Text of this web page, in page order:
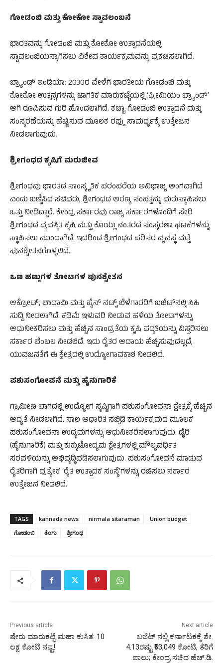
ಗೋಡಂಬಿ ಮತ್ತು ಕೋಕೋ ಸ್ವಾವಲಂಬನೆ
ಭಾರತವನ್ನು ಗೋಡಂಬಿ ಮತ್ತು ಕೋಕೋ ಉತ್ಪಾದನೆಯಲ್ಲಿ
ಸ್ವಾವಲಂಬಿಯನ್ನಾಗಿಸಲು ವಿಶೇಷ ಕಾರ್ಯಕ್ರಮವನ್ನು ಪ್ರಕಟಿಸಲಾಗಿದೆ.
ಬ್ರ್ಯಾಂಡ್ ಇಂಡಿಯಾ: 2030ರ ವೇಳೆಗೆ ಭಾರತೀಯ ಗೋಡಂಬಿ ಮತ್ತು
ಕೋಕೋ ಉತ್ಪನ್ನಗಳನ್ನು ಜಾಗತಿಕ ಮಾರುಕಟ್ಟೆಯಲ್ಲಿ ‘ಪ್ರೀಮಿಯಂ ಬ್ರ್ಯಾಂಡ್’
ಆಗಿ ರೂಪಿಸುವ ಗುರಿ ಹೊಂದಲಾಗಿದೆ. ಕಚ್ಚಾ ಗೋಡಂಬಿ ಉತ್ಪಾದನೆ ಮತ್ತು
ಸಂಸ್ಕರಣೆಯನ್ನು ಹೆಚ್ಚಿಸುವ ಮೂಲಕ ರಫ್ತು ಸಾಮರ್ಥ್ಯಕ್ಕೆ ಉತ್ತೇಜನ
ನೀಡಲಾಗುವುದು.
ಶ್ರೀಗಂಧದ ಕೃಷಿಗೆ ಮರುಜೀವ
ಶ್ರೀಗಂಧವು ಭಾರತದ ಸಾಂಸ್ಕೃತಿಕ ಪರಂಪರೆಯ ಅವಿಭಾಜ್ಯ ಅಂಗವಾಗಿದೆ
ಎಂದು ಬಣ್ಣಿಸಿದ ಸಚಿವರು, ಶ್ರೀಗಂಧದ ಅರಣ್ಯ ಸಂಪತ್ತನ್ನು ಮರುಸ್ಥಾಪಿಸಲು
ಒತ್ತು ನೀಡಿದ್ದಾರೆ. ಕೇಂದ್ರ ಸರ್ಕಾರವು ರಾಜ್ಯ ಸರ್ಕಾರಗಳೊಂದಿಗೆ ಸೇರಿ
ಶ್ರೀಗಂಧದ ವ್ಯವಸ್ಥಿತ ಕೃಷಿ ಮತ್ತು ಕೊಯ್ಲು ನಂತರದ ಸಂಸ್ಕರಣಾ ಘಟಕಗಳನ್ನು
ಸ್ಥಾಪಿಸಲು ಮುಂದಾಗಿದೆ. ಇದರಿಂದ ಶ್ರೀಗಂಧದ ಪರಿಸರ ವ್ಯವಸ್ಥೆ ಮತ್ತೆ
ಪುನಶ್ಚೇತನಗೊಳ್ಳಲಿದೆ.
ಒಣ ಹಣ್ಣುಗಳ ತೋಟಗಳ ಪುನಶ್ಚೇತನ
ಆಕ್ರೋಟ್, ಬಾದಾಮಿ ಮತ್ತು ಪೈನ್ ನಟ್ಸ್ ಬೆಳೆಗಾರರಿಗೆ ಬಜೆಟ್‌ನಲ್ಲಿ ಸಿಹಿ
ಸುದ್ದಿ ನೀಡಲಾಗಿದೆ. ಕಡಿಮೆ ಇಳುವರಿ ನೀಡುವ ಹಳೆಯ ತೋಟಗಳನ್ನು
ಆಧುನೀಕರಿಸಲು ಮತ್ತು ಹೆಚ್ಚಿನ ಸಾಂದ್ರತೆಯ ಕೃಷಿ ಪದ್ಧತಿಯನ್ನು ವಿಸ್ತರಿಸಲು
ಸರ್ಕಾರ ಬೆಂಬಲ ನೀಡಲಿದೆ. ಇದು ರೈತರ ಆದಾಯ ಹೆಚ್ಚಿಸುವುದಲ್ಲದೆ,
ಯುವಜನತೆಗೆ ಈ ಕ್ಷೇತ್ರದಲ್ಲಿ ಉದ್ಯೋಗಾವಕಾಶ ನೀಡಲಿದೆ.
ಪಶುಸಂಗೋಪನೆ ಮತ್ತು ಹೈನುಗಾರಿಕೆ
ಗ್ರಾಮೀಣ ಭಾಗದಲ್ಲಿ ಉದ್ಯೋಗ ಸೃಷ್ಟಿಗಾಗಿ ಪಶುಸಂಗೋಪನಾ ಕ್ಷೇತ್ರಕ್ಕೆ ಹೆಚ್ಚಿನ
ಆದ್ಯತೆ ನೀಡಲಾಗಿದೆ. ಸಾಲ ಆಧಾರಿತ ಸಬ್ಸಿಡಿ ಕಾರ್ಯಕ್ರಮದ ಮೂಲಕ
ಪಶುಸಂಗೋಪನಾ ಉದ್ಯಮಗಳನ್ನು ಆಧುನೀಕರಿಸಲಾಗುವುದು. ಡೈರಿ
(ಹೈನುಗಾರಿಕೆ) ಮತ್ತು ಕುಕ್ಕುಟೋದ್ಯಮ ಕ್ಷೇತ್ರಗಳಲ್ಲಿ ಮೌಲ್ಯವರ್ಧಿತ
ಸರಪಳಿಯನ್ನು ಅಭಿವೃದ್ಧಿಪಡಿಸಲಾಗುವುದು. ಪಶುಸಂಗೋಪನೆ ಮಾಡುವ
ರೈತರಿಗಾಗಿ ಪ್ರತ್ಯೇಕ ‘ರೈತ ಉತ್ಪಾದಕ ಸಂಸ್ಥೆ’ಗಳನ್ನು ರಚಿಸಲು ಸರ್ಕಾರ
ಉತ್ತೇಜನ ನೀಡಲಿದೆ.
TAGS kannada news nirmala sitaraman
Union budget
ಗೋಡಂಬಿ
ತೆಂಗು ಶ್ರೀಗಂಧ
Previous article
ಷೇರು ಮಾರುಕಟ್ಟೆ ಮಹಾ ಕುಸಿತ: 10
ಲಕ್ಷ ಕೋಟಿ ನಷ್ಟ!
Next article
ಬಜೆಟ್ ನಲ್ಲಿ ಕರ್ನಾಟಕಕ್ಕೆ ಶೇ.
4.13ರಷ್ಟು ₹63,049 ಕೋಟಿ, ತೆರಿಗೆ
ಪಾಲು; ಕೇಂದ್ರ ಸಚಿವ ಹೆಚ್.ಡಿ.